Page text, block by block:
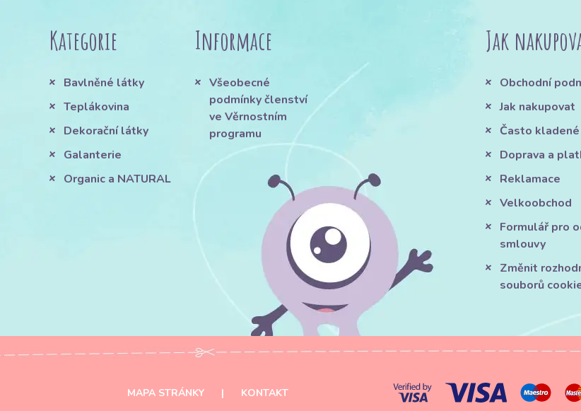
Kategorie
Bavlněné látky
Teplákovina
Dekorační látky
Galanterie
Organic a NATURAL
Informace
Všeobecné
podmínky členství
ve Věrnostním
programu
Jak
Obchodní
Jak nakupovat
Často
Doprava a
Reklamace
Velkoobchod
Formulář pro
smlouvy
Změnit
souborů
MAPA STRÁNKY | KONTAKT